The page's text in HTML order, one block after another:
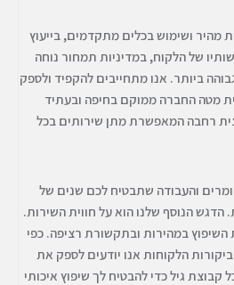
תחתון לקישורים
לאפס
כל
האפשרויות
cached
מהיר ושימוש בכלים מתקדמים, בייעוץ
של הלקוח, במדיניות תמחור נוחה
ביותר. אנו מתחייבים להקפיד ולספק
מטה החברה ממוקם בחיפה ובעתיד
רחבה המאפשרת מתן שירותים בכל
והעבודה שתבטיח לכם שנים של
הנוסף שלנו הוא על חווית השירות.
במהירות ובתקשורת רציפה. כפי
הלקוחות אנו יודעים לספק את
קבוצת גיל כדי להבטיח לך שיפוץ איכותי